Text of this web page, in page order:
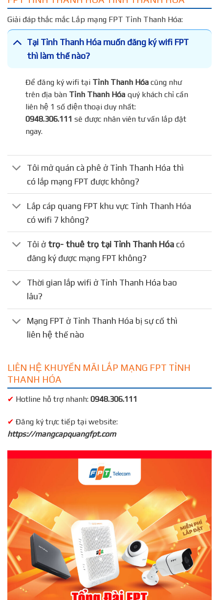
Giải đáp thắc mắc Lắp mạng FPT Tỉnh Thanh Hóa:
Tại Tỉnh Thanh Hóa muốn đăng ký wifi FPT
thì làm thế nào?
Để đăng ký wifi tạiTỉnh Thanh Hóacũng như
trên địa bànTỉnh Thanh Hóaquý khách chỉ cần
liên hệ 1 số điện thoại duy nhất:
0948.306.111 sẽ được nhân viên tư vấn lắp đặt
ngay.
Tôi mở quán cà phê ở Tỉnh Thanh Hóa thì
có lắp mạng FPT được không?
Lắp cáp quang FPT khu vực Tỉnh Thanh Hóa
có wifi 7 không?
Tôi ở trọ- thuê trọ tại Tỉnh Thanh Hóa có
đăng ký được mạng FPT không?
Thời gian lắp wifi ở Tỉnh Thanh Hóa bao
lâu?
Mạng FPT ở Tỉnh Thanh Hóa bị sự cố thì
liên hệ thế nào
LIÊN HỆ KHUYẾN MÃI LẮP MẠNG FPT TỈNH
THANH HÓA
✔ Hotline hỗ trợ nhanh: 0948.306.111
✔ Đăng ký trực tiếp tại website:
https://mangcapquangfpt.com